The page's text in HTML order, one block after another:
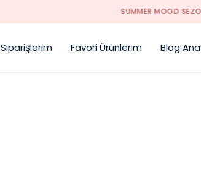
SUMMER MOOD SEZONU AÇILDI !!!
Siparişlerim Favori Ürünlerim Blog